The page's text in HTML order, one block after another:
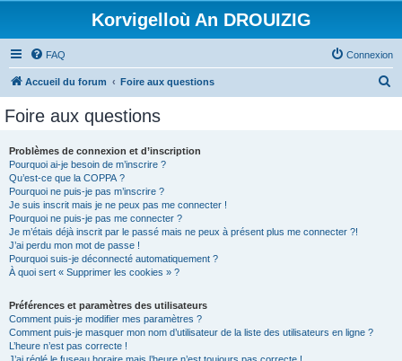
Korvigelloù An DROUIZIG
FAQ Connexion
Accueil du forum Foire aux questions
Foire aux questions
Problèmes de connexion et d’inscription
Pourquoi ai-je besoin de m’inscrire ?
Qu’est-ce que la COPPA ?
Pourquoi ne puis-je pas m’inscrire ?
Je suis inscrit mais je ne peux pas me connecter !
Pourquoi ne puis-je pas me connecter ?
Je m’étais déjà inscrit par le passé mais ne peux à présent plus me connecter ?!
J’ai perdu mon mot de passe !
Pourquoi suis-je déconnecté automatiquement ?
À quoi sert « Supprimer les cookies » ?
Préférences et paramètres des utilisateurs
Comment puis-je modifier mes paramètres ?
Comment puis-je masquer mon nom d’utilisateur de la liste des utilisateurs en ligne ?
L’heure n’est pas correcte !